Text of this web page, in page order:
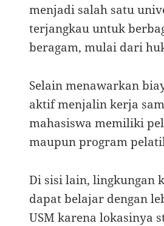
menjadi salah satu
terjangkau untuk
beragam, mulai dari
Selain menawarkan
aktif menjalin kerja
mahasiswa memiliki
maupun program
Di sisi lain, lingkungan
dapat belajar dengan
USM karena lokasinya